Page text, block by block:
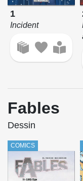
1
Incident
Fables
Dessin
COMICS